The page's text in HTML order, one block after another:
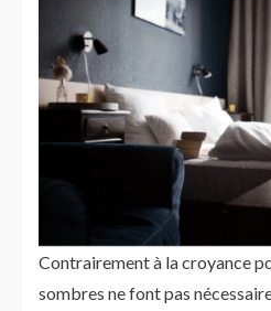
Contrairement à la croyance
sombres ne font pas